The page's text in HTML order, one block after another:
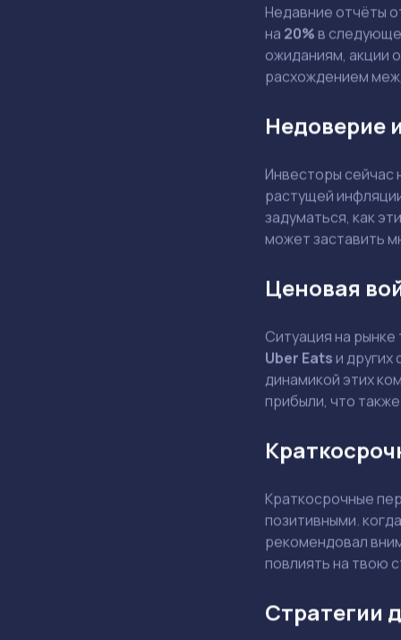
Недавние отчёты
на 20%в
ожиданиям, акции
расхождением
Недоверие
Инвесторы сейчас
растущей
задуматься, как
может заставить
Ценовая
Ситуация на
Uber Eatsи
динамикой этих
прибыли, что
Краткосрочные
позитивными.
рекомендовал
повлиять на твою
Стратегии